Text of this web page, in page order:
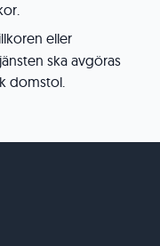
eller
ska avgöras
domstol.